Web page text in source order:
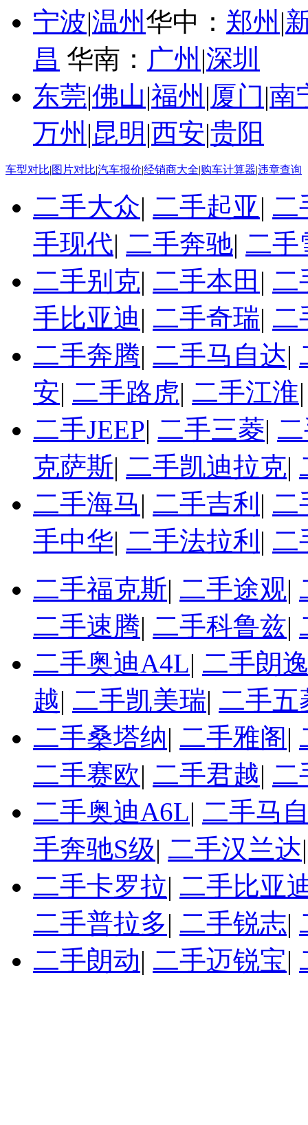
宁波|温州华中： 郑州 |
昌 华南： 广州 |深圳
东莞|佛山|福州 |厦门|南
万州 |昆明 |西安|贵阳
车型对比|图片对比|汽车报价|经销商大全|购车计算器|违章查询
二手大众| 二手起亚| 二
手现代| 二手奔驰| 二手
二手别克| 二手本田 | 二
手比亚迪| 二手奇瑞| 二
二手奔腾| 二手马自达|
安| 二手路虎| 二手江淮
二手JEEP| 二手三菱|
克萨斯| 二手凯迪拉克|
二手海马| 二手吉利 | 二
手中华| 二手法拉利 | 二
二手福克斯| 二手途观|
二手速腾| 二手科鲁兹|
二手奥迪A4L| 二手朗
越| 二手凯美瑞| 二手五
二手桑塔纳| 二手雅阁|
二手赛欧| 二手君越| 二
二手奥迪A6L| 二手马
手奔驰S级| 二手汉兰达
二手卡罗拉| 二手比亚
二手普拉多| 二手锐志|
二手朗动| 二手迈锐宝|